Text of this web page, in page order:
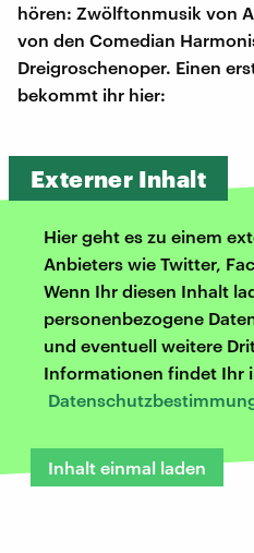
hören: Zwölftonmusik von
von den Comedian
Dreigroschenoper. Einen
bekommt ihr hier:
Externer Inhalt
Hier geht es zu einem
Anbieters wie Twitter,
Wenn Ihr diesen Inhalt
personenbezogene
und eventuell weitere
Informationen findet Ihr
Inhalt einmal laden